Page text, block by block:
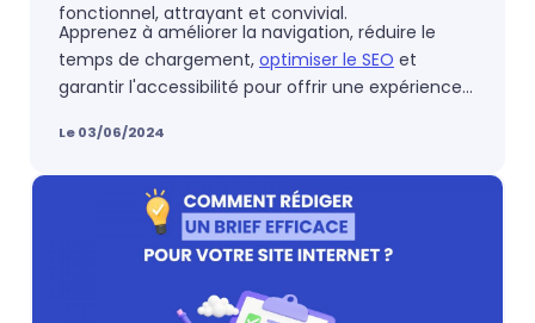
Le 03/06/2024
fonctionnel, attrayant et convivial.
Apprenez à améliorer la navigation, réduire le
temps de chargement, optimiser le SEO et
garantir l'accessibilité pour offrir une expérience